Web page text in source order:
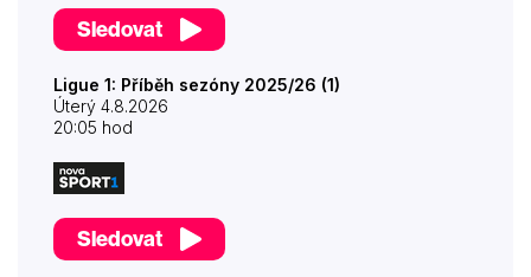
Sledovat
Ligue 1: Příběh sezóny 2025/26 (1)
Úterý 4.8.2026
20:05 hod
Sledovat